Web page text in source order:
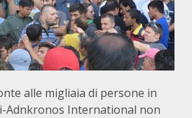
alle migliaia di persone in
Adnkronos International non